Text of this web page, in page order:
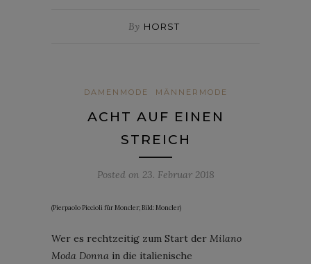
By HORST
DAMENMODE MÄNNERMODE
ACHT AUF EINEN
STREICH
Posted on 23. Februar 2018
(Pierpaolo Piccioli für Moncler; Bild: Moncler)
Wer es rechtzeitig zum Start der Milano
Moda Donna in die italienische